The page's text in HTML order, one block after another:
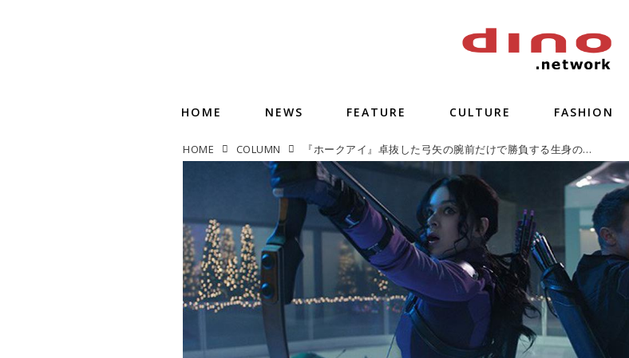
HOME NEWS FEATURE CULTURE FASHION
HOME COLUMN 『ホークアイ』卓抜した弓矢の腕前だけで勝負する生身のヒーロー